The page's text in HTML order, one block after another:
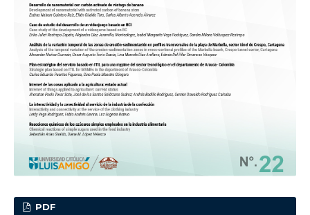
PDF